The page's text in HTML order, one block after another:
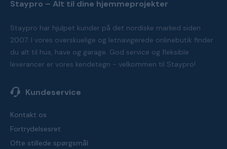
Staypro – Alt til dine hjemmeprojekter
Staypro har hjulpet kunder på det nordiske marked siden
2007. I vores overskuelige og letnavigerede onlinebutik finder
du alt til hus, have og garage. God service og fleksible
leverancer er vores kendetegn - velkommen til Staypro!
Kundeservice
Kontakt os
Fortrydelsesret
Ofte stillede spørgsmål